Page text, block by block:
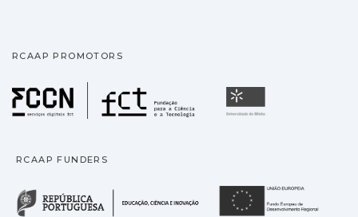
RCAAP PROMOTORS
Fundação para a
RCAAP FUNDERS
República Portuguesa